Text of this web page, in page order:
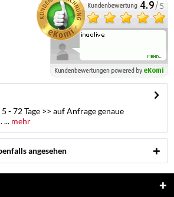
- 72 Tage >> auf Anfrage genaue
... mehr
angesehen